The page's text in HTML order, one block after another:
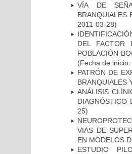
VÍA DE
BRANQUIALES
2011-03-28)
DEL FACTOR
POBLACIÓN
(Fecha de
PATRÓN DE
BRANQUIALES
ANÁLISIS
DIAGNÓSTICO
25)
VIAS DE
EN MODELOS
ESTUDIO